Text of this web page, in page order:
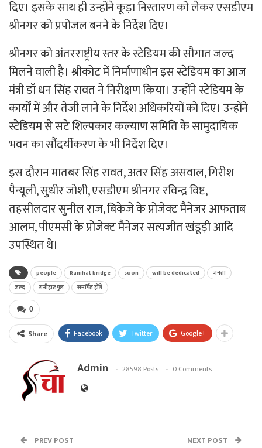
दिए। इसके साथ ही उन्होंने कूड़ा निस्तारण को लेकर एसडीएम
श्रीनगर को प्रपोजल बनने के निर्देश दिए।
श्रीनगर को अंतरराष्ट्रीय स्तर के स्टेडियम की सौगात जल्द
मिलने वाली है। श्रीकोट में निर्माणाधीन इस स्टेडियम का आज
मंत्री डॉ धन सिंह रावत ने निरीक्षण किया। उन्होंने स्टेडियम के
कार्यों में और तेजी लाने के निर्देश अधिकरियों को दिए। उन्होंने
स्टेडियम से सटे शिल्पकार कल्याण समिति के सामुदायिक
भवन का सौंदर्यीकरण के भी निर्देश दिए।
इस दौरान मातबर सिंह रावत, अतर सिंह असवाल, गिरीश
पैन्यूली, सुधीर जोशी, एसडीएम श्रीनगर रविन्द्र विष्ट,
तहसीलदार सुनील राज, बिकेजे के प्रोजेक्ट मैनेजर आफताब
आलम, पीएमसी के प्रोजेक्ट मैनेजर सत्यजीत खंडूड़ी आदि
उपस्थित थे।
people Ranihat bridge soon will be dedicated
जनता
जल्द
रानीहाट पुल समर्पित होंगे
0
Share Facebook Twitter Google+
Admin 28598 Posts 0 Comments
PREV POST NEXT POST